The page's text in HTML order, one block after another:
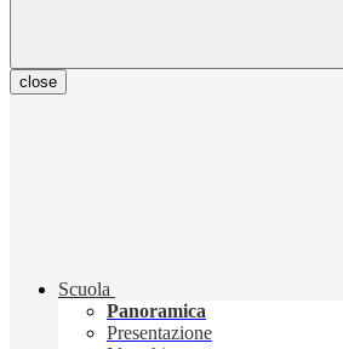
close
Scuola
Panoramica
Presentazione